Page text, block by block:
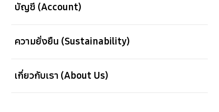
บัญชี (Account)
ความยั่งยืน (Sustainability)
เกี่ยวกับเรา (About Us)